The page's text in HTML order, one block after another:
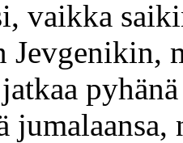
vaikka
Jevgenikin,